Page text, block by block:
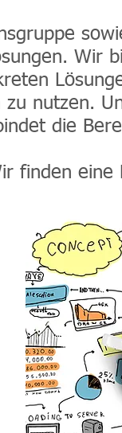
Wir
zu nutzen.
die
finden eine